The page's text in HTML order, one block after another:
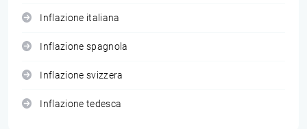
Inflazione italiana
Inflazione spagnola
Inflazione svizzera
Inflazione tedesca